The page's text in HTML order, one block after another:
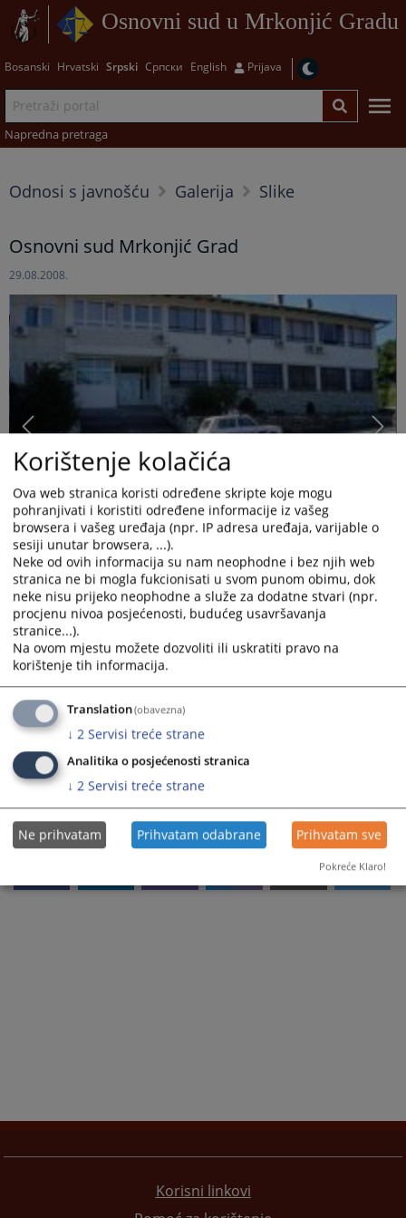
Osnovni sud u Mrkonjić Gradu
Bosanski Hrvatski Srpski Српски English Prijava
Napredna pretraga
Odnosi s javnošću Galerija Slike
Osnovni sud Mrkonjić Grad
29.08.2008.
Osnovni sud Mrkonjić Grad, slikan spolja i iznutra.
Prikazana vijest je na: Srpski jezik
1300PREGLEDA
Korisni linkovi
Korištenje kolačića
Ova web stranica koristi određene skripte koje mogu
pohranjivati i koristiti određene informacije iz vašeg
browsera i vašeg uređaja (npr. IP adresa uređaja, varijable o
sesiji unutar browsera, ...).
Neke od ovih informacija su nam neophodne i bez njih web
stranica ne bi mogla fukcionisati u svom punom obimu, dok
neke nisu prijeko neophodne a služe za dodatne stvari (npr.
procjenu nivoa posjećenosti, budućeg usavršavanja
stranice...).
Na ovom mjestu možete dozvoliti ili uskratiti pravo na
korištenje tih informacija.
Translation(obavezna)
↓ 2 Servisi treće strane
Analitika o posjećenosti stranica
↓ 2 Servisi treće strane
Ne prihvatam Prihvatam odabrane Prihvatam sve
Pokreće Klaro!